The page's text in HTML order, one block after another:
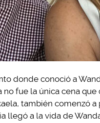
donde conoció a
no fue la única cena
también comenzó
llegó a la vida de